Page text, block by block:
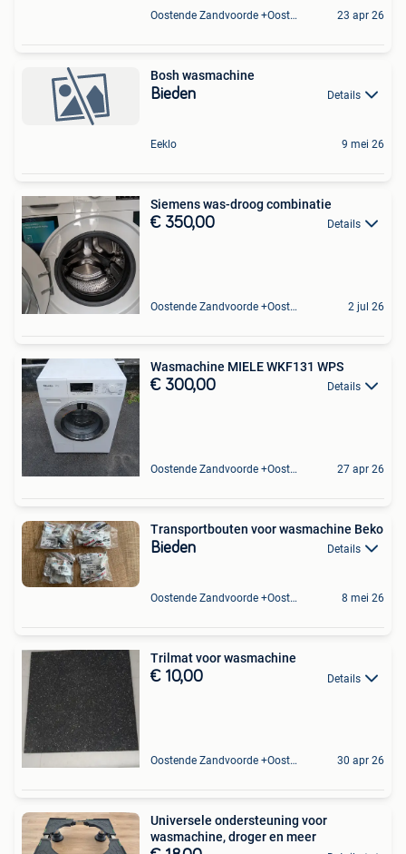
Oostende Zandvoorde +Oostende 23 apr 26
Bosh wasmachine
Bieden Details
Eeklo 9 mei 26
Siemens was-droog combinatie
€ 350,00 Details
Oostende Zandvoorde +Oostende 2 jul 26
Wasmachine MIELE WKF131 WPS
€ 300,00 Details
Oostende Zandvoorde +Oostende 27 apr 26
Transportbouten voor wasmachine Beko
Bieden Details
Oostende Zandvoorde +Oostende 8 mei 26
Trilmat voor wasmachine
€ 10,00 Details
Oostende Zandvoorde +Oostende 30 apr 26
Universele ondersteuning voor
wasmachine, droger en meer